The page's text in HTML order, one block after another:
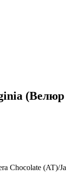
(Велюр
Chocolate (AT)/Ja